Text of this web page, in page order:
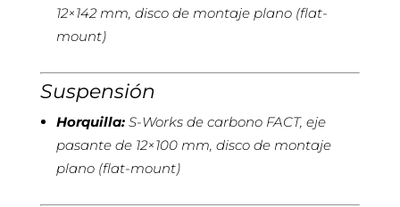
12×142 mm, disco de montaje plano (flat-
mount)
Suspensión
Horquilla:S-Works de carbono FACT, eje
pasante de 12×100 mm, disco de montaje
plano (flat-mount)